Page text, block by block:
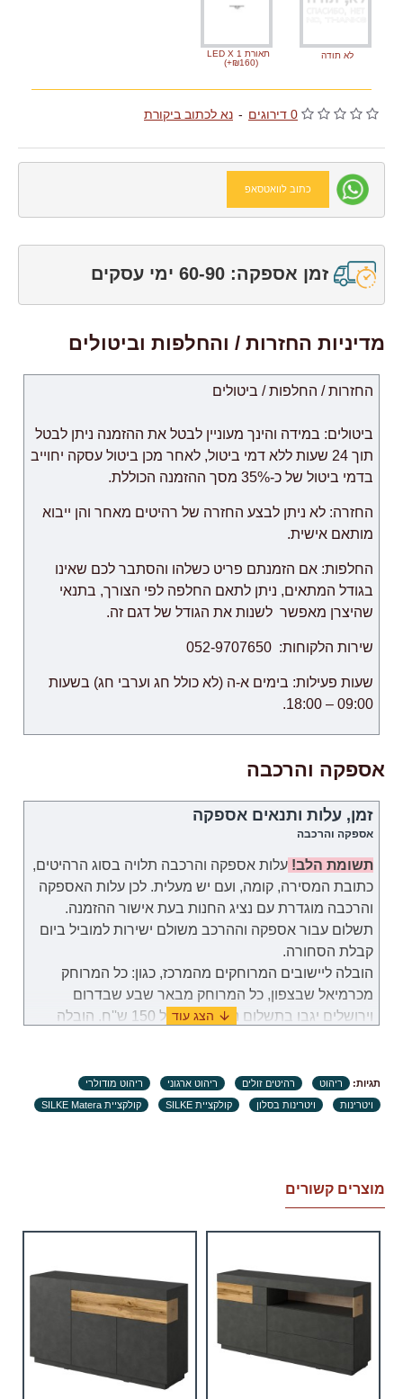
0 דירוגים - נא לכתוב ביקורת
לא תודה
תאורת LED X 1
(+₪160)
כתוב לוואטסאפ
זמן אספקה: 60-90 ימי עסקים
מדיניות החזרות / והחלפות וביטולים
החזרות / החלפות / ביטולים
ביטולים: במידה והינך מעוניין לבטל את ההזמנה ניתן לבטל
תוך 24 שעות ללא דמי ביטול, לאחר מכן ביטול עסקה יחוייב
בדמי ביטול של כ-35% מסך ההזמנה הכוללת.
החזרה: לא ניתן לבצע החזרה של רהיטים מאחר והן ייבוא
מותאם אישית.
החלפות: אם הזמנתם פריט כשלהו והסתבר לכם שאינו
בגודל המתאים, ניתן לתאם החלפה לפי הצורך, בתנאי
שהיצרן מאפשר לשנות את הגודל של דגם זה.
שירות הלקוחות: 052-9707650
שעות פעילות: בימים א-ה (לא כולל חג וערבי חג) בשעות
09:00 – 18:00.
אספקה והרכבה
זמן, עלות ותנאים אספקה
אספקה והרכבה
תשומת הלב! עלות אספקה והרכבה תלויה בסוג הרהיטים,
כתובת המסירה, קומה, ועם יש מעלית. לכן עלות האספקה
והרכבה מוגדרת עם נציג החנות בעת אישור ההזמנה.
תשלום עבור אספקה וההרכב משולם ישירות למוביל ביום
קבלת הסחורה.
הובלה ליישובים המרוחקים מהמרכז, כגון: כל המרוחק
מכרמיאל שבצפון, כל המרוחק מבאר שבע שבדרום
וירושלים יגבו בתשלום נוסף בסך של 150 ש''ח. הובלה
במקרה שבו תידרשנה שימוש במנוף לצורך להובלת
מוצרים, באחריות הלקוח למצוא ולזמן שירותי מנוף
והתשלום עבור שירות זה יהיה מוטל על הלקוח.
.זמני האספקה ​​של כל מוצר מצוינים בנפרד. ימי עבודה
הנספרים (ימים א'-ה' בשבוע, לא כולל ימי שבתון, ערבי חג
וחגים) מיום וידוא ומיצוי המוצר, קבלת אישור לעסקה
יתכנו עיכובים הקשורים לשילוח הימי בעת הזמנת מחו"ל,
במידה וייחול עיכוב שאינו תלוי בספק, מועד האספקה
צוות האתר עושה כל המאמצים על מנת לצמצם זמני
תגיות: ריהוט רהיטים זולים ריהוט ארגוני
ריהוט מודולרי
ויטרינות
ויטרינות בסלון קולקציית SILKE קולקציית SILKE Matera
מוצרים קשורים